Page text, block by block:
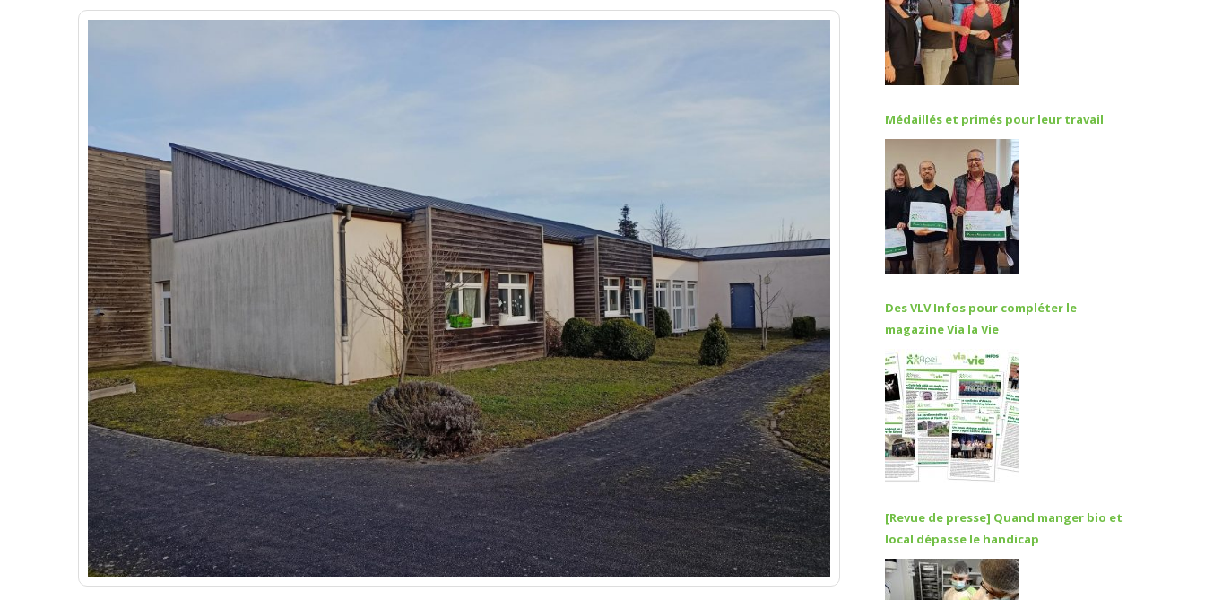
Médaillés et primés pour leur travail
Des VLV Infos pour compléter le
magazine Via la Vie
[Revue de presse] Quand manger bio et
local dépasse le handicap